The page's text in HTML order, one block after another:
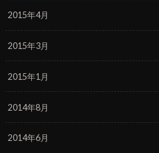
2015年4月
2015年3月
2015年1月
2014年8月
2014年6月